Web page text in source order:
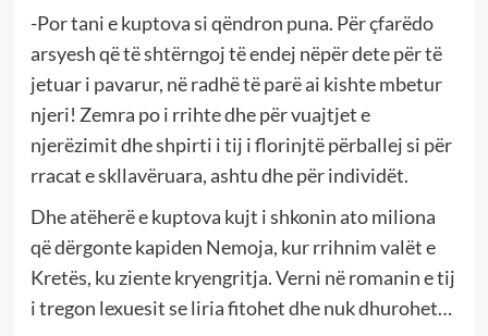
-Por tani e kuptova si qëndron puna. Për çfarëdo
arsyesh që të shtërngoj të endej nëpër dete për të
jetuar i pavarur, në radhë të parë ai kishte mbetur
njeri! Zemra po i rrihte dhe për vuajtjet e
njerëzimit dhe shpirti i tij i florinjtë përballej si për
rracat e skllavëruara, ashtu dhe për individët.
Dhe atëherë e kuptova kujt i shkonin ato miliona
që dërgonte kapiden Nemoja, kur rrihnim valët e
Kretës, ku ziente kryengritja. Verni në romanin e tij
i tregon lexuesit se liria fitohet dhe nuk dhurohet…